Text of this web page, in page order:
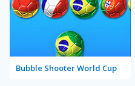
Bubble Shooter World Cup